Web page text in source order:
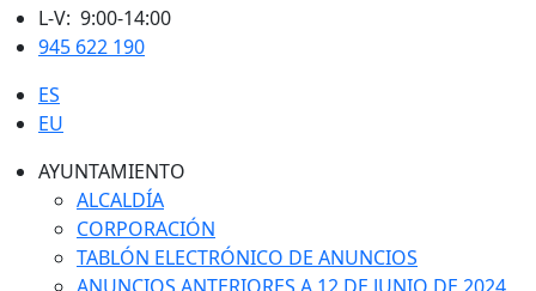
L-V: 9:00-14:00
945 622 190
ES
EU
AYUNTAMIENTO
ALCALDÍA
CORPORACIÓN
TABLÓN ELECTRÓNICO DE ANUNCIOS